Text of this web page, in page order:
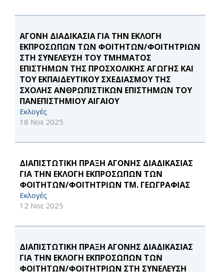
ΑΓΟΝΗ ΔΙΑΔΙΚΑΣΙΑ ΓΙΑ ΤΗΝ ΕΚΛΟΓΗ
ΕΚΠΡΟΣΩΠΩΝ ΤΩΝ ΦΟΙΤΗΤΩΝ/ΦΟΙΤΗΤΡΙΩΝ
ΣΤΗ ΣΥΝΕΛΕΥΣΗ ΤΟΥ ΤΜΗΜΑΤΟΣ
ΕΠΙΣΤΗΜΩΝ ΤΗΣ ΠΡΟΣΧΟΛΙΚΗΣ ΑΓΩΓΗΣ ΚΑΙ
ΤΟΥ ΕΚΠΑΙΔΕΥΤΙΚΟΥ ΣΧΕΔΙΑΣΜΟΥ ΤΗΣ
ΣΧΟΛΗΣ ΑΝΘΡΩΠΙΣΤΙΚΩΝ ΕΠΙΣΤΗΜΩΝ ΤΟΥ
ΠΑΝΕΠΙΣΤΗΜΙΟΥ ΑΙΓΑΙΟΥ
Εκλογές
18 Νοε 2025
ΔΙΑΠΙΣΤΩΤΙΚΗ ΠΡΑΞΗ ΑΓΟΝΗΣ ΔΙΑΔΙΚΑΣΙΑΣ
ΓΙΑ ΤΗΝ ΕΚΛΟΓΗ ΕΚΠΡΟΣΩΠΩΝ ΤΩΝ
ΦΟΙΤΗΤΩΝ/ΦΟΙΤΗΤΡΙΩΝ ΤΜ. ΓΕΩΓΡΑΦΙΑΣ
Εκλογές
12 Νοε 2025
ΔΙΑΠΙΣΤΩΤΙΚΗ ΠΡΑΞΗ ΑΓΟΝΗΣ ΔΙΑΔΙΚΑΣΙΑΣ
ΓΙΑ ΤΗΝ ΕΚΛΟΓΗ ΕΚΠΡΟΣΩΠΩΝ ΤΩΝ
ΦΟΙΤΗΤΩΝ/ΦΟΙΤΗΤΡΙΩΝ ΣΤΗ ΣΥΝΕΛΕΥΣΗ